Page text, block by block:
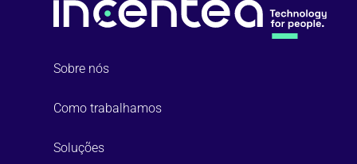
Sobre nós
Como trabalhamos
Soluções